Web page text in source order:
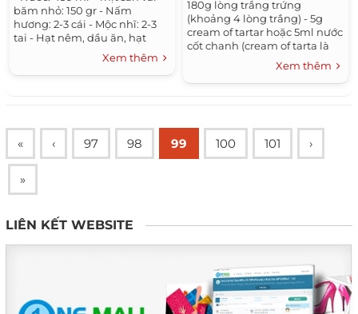
băm nhỏ: 150 gr - Nấm
hương: 2-3 cái - Mộc nhĩ: 2-3
tai - Hạt nêm, dầu ăn, hạt
tiêu, mắm, hành khô - Lá
chuối - Nước chấm:...
Xem thêm
180g lòng trắng trứng
(khoảng 4 lòng trắng) - 5g
cream of tartar hoặc 5ml nước
cốt chanh (cream of tarta là
tên gọi phổ biến của một
dạng muối axit được tìm
thấy...
Xem thêm
« ‹ 97 98 99 100 101 ›
»
LIÊN KẾT WEBSITE